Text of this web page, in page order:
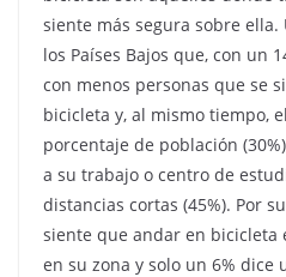
siente más segura sobre
los Países Bajos que, con un
con menos personas que se
bicicleta y, al mismo tiempo,
porcentaje de población
a su trabajo o centro de
distancias cortas (45%). Por
siente que andar en bicicleta
en su zona y solo un 6%